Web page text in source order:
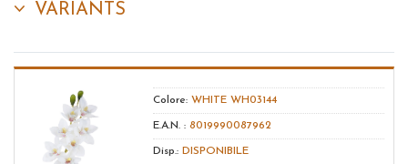
VARIANTS
Colore: WHITE WH03144
E.A.N. : 8019990087962
Disp.: DISPONIBILE